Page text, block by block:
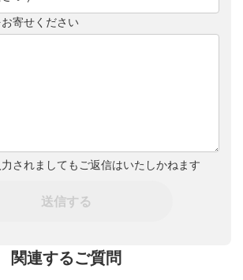
寄せください
されましてもご返信はいたしかねます
送信する
関連するご質問